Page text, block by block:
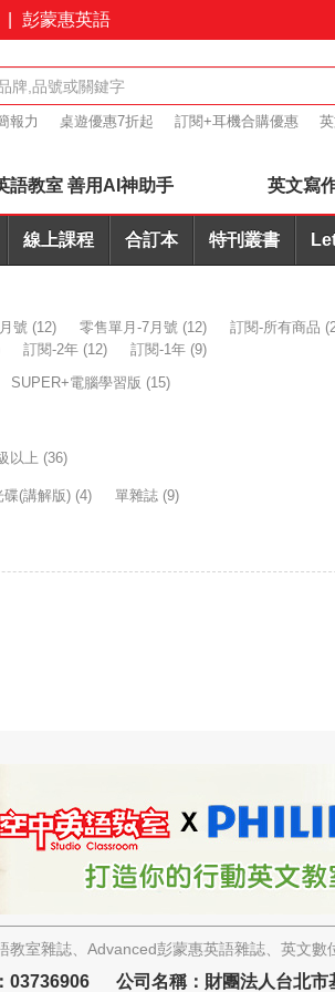
彭蒙惠英語
報力 桌遊優惠7折起 訂閱+耳機合購優惠
語教室 善用AI神助手 英文寫
線上課程 合訂本 特刊叢書
號 (12) 零售單月-7月號 (12) 訂閱-所有商品
訂閱-2年 (12) 訂閱-1年 (9)
SUPER+電腦學習版 (15)
以上 (36)
碟(講解版) (4) 單雜誌 (9)
教室雜誌、Advanced彭蒙惠英語雜誌、英文
03736906 公司名稱：財團法人台北市